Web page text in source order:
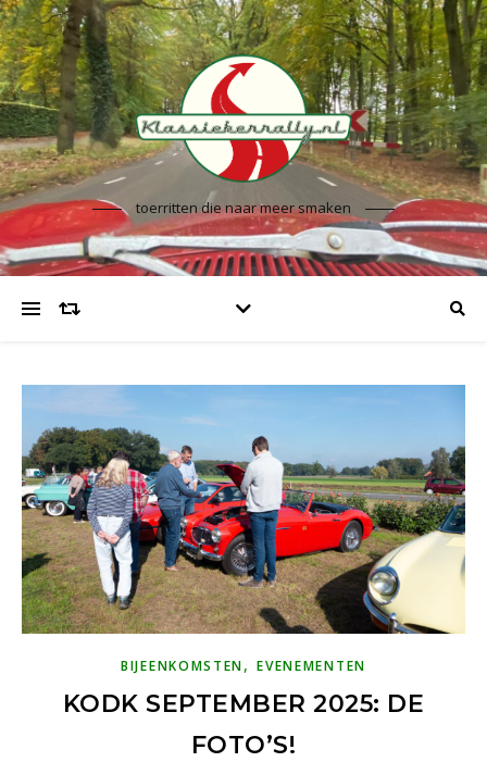
toerritten die naar meer smaken
BIJEENKOMSTEN,EVENEMENTEN
KODK SEPTEMBER 2025: DE
FOTO’S!